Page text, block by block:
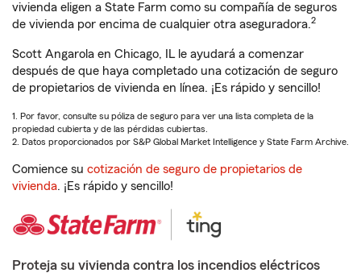
vivienda eligen a State Farm como su compañía de seguros
de vivienda por encima de cualquier otra aseguradora.2
Scott Angarola en Chicago, IL le ayudará a comenzar
después de que haya completado una cotización de seguro
de propietarios de vivienda en línea. ¡Es rápido y sencillo!
1. Por favor, consulte su póliza de seguro para ver una lista completa de la
propiedad cubierta y de las pérdidas cubiertas.
2. Datos proporcionados por S&P Global Market Intelligence y State Farm Archive.
Comience su cotización de seguro de propietarios de
vivienda. ¡Es rápido y sencillo!
Proteja su vivienda contra los incendios eléctricos